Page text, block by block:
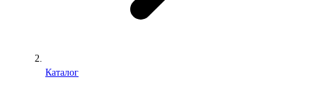
Каталог